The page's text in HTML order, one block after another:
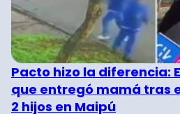
Pacto hizo la diferencia:
que entregó mamá tras
2 hijos en Maipú